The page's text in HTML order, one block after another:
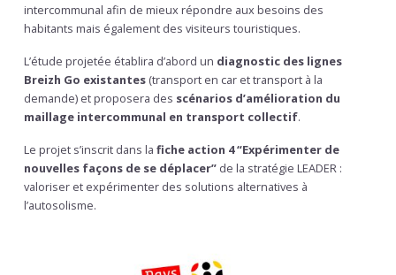
intercommunal afin de mieux répondre aux besoins des
habitants mais également des visiteurs touristiques.
L’étude projetée établira d’abord un diagnostic des lignes
Breizh Go existantes (transport en car et transport à la
demande) et proposera des scénarios d’amélioration du
maillage intercommunal en transport collectif.
Le projet s’inscrit dans la fiche action 4 “Expérimenter de
nouvelles façons de se déplacer” de la stratégie LEADER :
valoriser et expérimenter des solutions alternatives à
l’autosolisme.